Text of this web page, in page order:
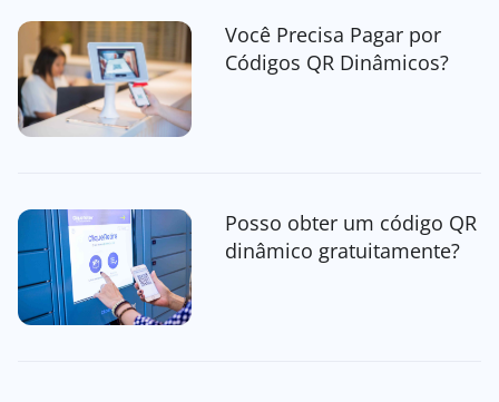
Você Precisa Pagar por
Códigos QR Dinâmicos?
Posso obter um código QR
dinâmico gratuitamente?